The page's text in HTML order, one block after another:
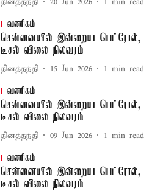
வணிகம்
சென்னையில் இன்றைய பெட்ரோல்,
டீசல் விலை நிலவரம்
தினத்தந்தி 15 Jun 2026 1 min read
வணிகம்
சென்னையில் இன்றைய பெட்ரோல்,
டீசல் விலை நிலவரம்
தினத்தந்தி 09 Jun 2026 1 min read
வணிகம்
சென்னையில் இன்றைய பெட்ரோல்,
டீசல் விலை நிலவரம்